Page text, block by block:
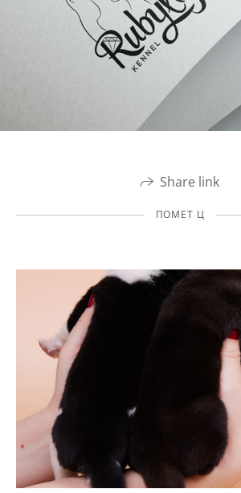
Share link
ПОМЕТ Ц